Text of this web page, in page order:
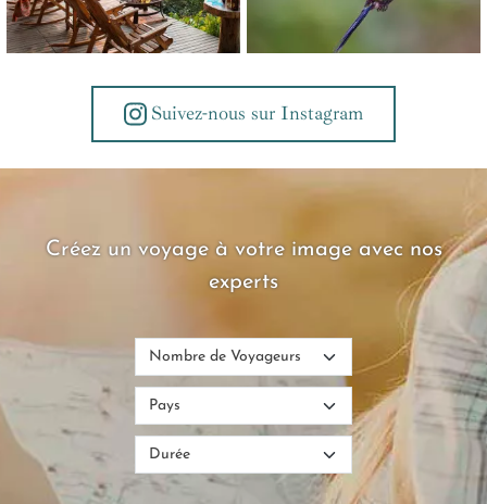
Suivez-nous sur Instagram
Créez un voyage à votre image avec nos
experts